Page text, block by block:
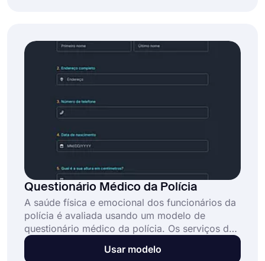
Questionário Médico da Polícia
A saúde física e emocional dos funcionários da
polícia é avaliada usando um modelo de
questionário médico da polícia. Os serviços de
polícia e outras organizações encarregadas da
aplicação da lei frequentemente o utilizam para
Usar modelo